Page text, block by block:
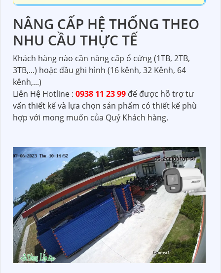
NÂNG CẤP HỆ THỐNG THEO
NHU CẦU THỰC TẾ
Khách hàng nào cần nâng cấp ổ cứng (1TB, 2TB,
3TB,...) hoặc đầu ghi hình (16 kênh, 32 Kênh, 64
kênh,...)
Liên Hệ Hotline : 0938 11 23 99 để được hỗ trợ tư
vấn thiết kế và lựa chọn sản phẩm có thiết kế phù
hợp với mong muốn của Quý Khách hàng.